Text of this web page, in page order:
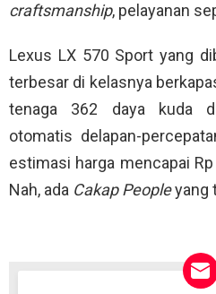
craftsmanship, pelayanan
Lexus LX 570 Sport yang
terbesar di kelasnya
tenaga 362 daya kuda
otomatis delapan-
estimasi harga mencapai
Nah, ada Cakap Peopleyang